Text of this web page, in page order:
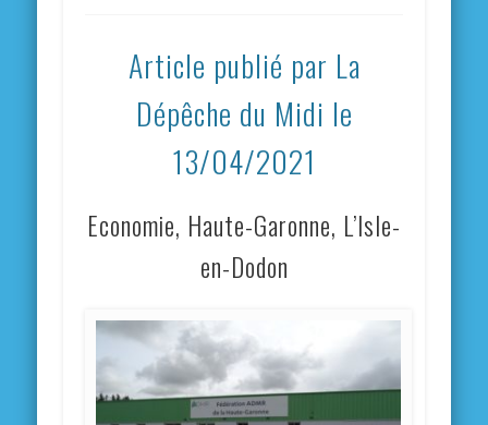
Article publié par La
Dépêche du Midi le
13/04/2021
Economie, Haute-Garonne, L’Isle-
en-Dodon